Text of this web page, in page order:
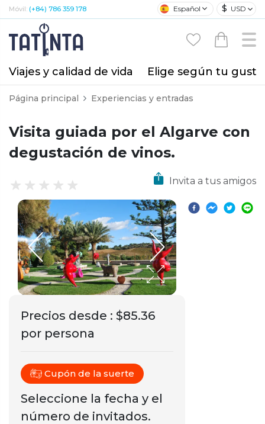
Móvil: (+84) 786 359 178 Español $ USD
Viajes y calidad de vida Elige según tu
Página principal Experiencias y entradas
Visita guiada por el Algarve con
degustación de vinos.
Invita a tus amigos
Precios desde : $85.36
por persona
Cupón de la suerte
Seleccione la fecha y el
número de invitados.